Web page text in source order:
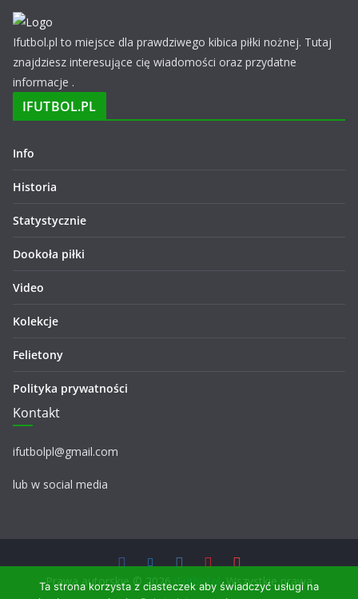
Ifutbol.pl to miejsce dla prawdziwego kibica piłki nożnej. Tutaj
znajdziesz interesujące cię wiadomości oraz przydatne
informacje .
IFUTBOL.PL
Info
Historia
Statystycznie
Dookoła piłki
Video
Kolekcje
Felietony
Polityka prywatności
Kontakt
ifutbolpl@gmail.com
lub w social media
Prawa autorskie © 2026iFutbol.pl . Wszystkie prawa
Ta strona korzysta z ciasteczek aby świadczyć usługi na